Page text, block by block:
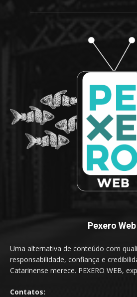
Pexero Web
Uma alternativa de conteúdo com
responsabilidade, confiança e
Catarinense merece. PEXERO WEB,
Contatos: